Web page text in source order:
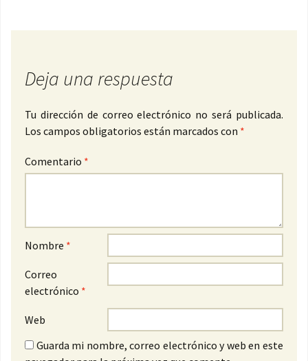
Deja una respuesta
Tu dirección de correo electrónico no será publicada.
Los campos obligatorios están marcados con *
Comentario *
Nombre *
Correo
electrónico *
Web
Guarda mi nombre, correo electrónico y web en este